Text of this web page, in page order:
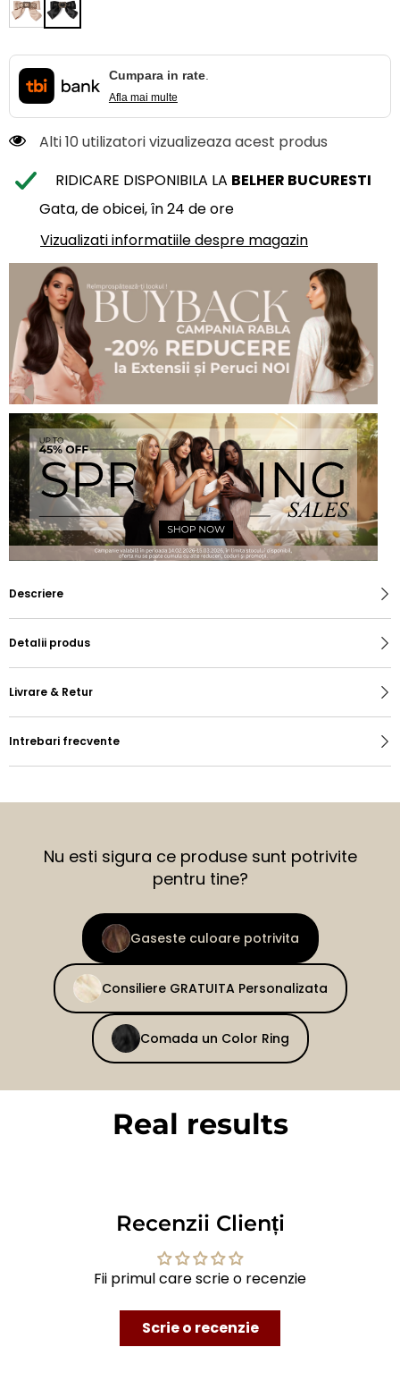
Cumpara in rate.
Afla mai multe
Alti 10 utilizatori vizualizeaza acest produs
RIDICARE DISPONIBILA LA BELHER BUCURESTI
Gata, de obicei, în 24 de ore
Vizualizati informatiile despre magazin
Descriere
Detalii produs
Livrare & Retur
Intrebari frecvente
Nu esti sigura ce produse sunt potrivite
pentru tine?
Gaseste culoare potrivita
Consiliere GRATUITA Personalizata
Comada un Color Ring
Real results
Recenzii Clienți
Fii primul care scrie o recenzie
Scrie o recenzie